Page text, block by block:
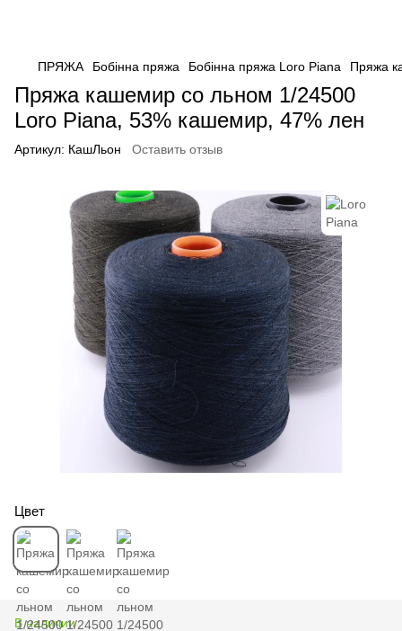
ПРЯЖА Бобінна пряжа Бобінна пряжа Loro Piana Пряжа
Пряжа кашемир со льном 1/24500
Loro Piana, 53% кашемир, 47% лен
Артикул: КашЛьон Оставить отзыв
Цвет
В наличии